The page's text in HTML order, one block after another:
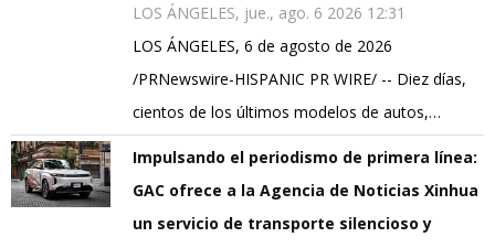
LOS ÁNGELES, jue., ago. 6 2026 12:31
LOS ÁNGELES, 6 de agosto de 2026
/PRNewswire-HISPANIC PR WIRE/ -- Diez días,
cientos de los últimos modelos de autos,…
Impulsando el periodismo de primera línea:
GAC ofrece a la Agencia de Noticias Xinhua
un servicio de transporte silencioso y